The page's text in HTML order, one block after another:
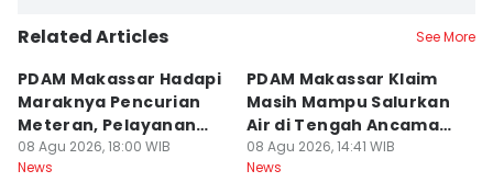
Related Articles See More
PDAM Makassar Hadapi
Maraknya Pencurian
Meteran, Pelayanan
Ikut Terdampak
08 Agu 2026, 18:00 WIB
News
PDAM Makassar Klaim
Masih Mampu Salurkan
Air di Tengah Ancaman
Kekeringan
08 Agu 2026, 14:41 WIB
News